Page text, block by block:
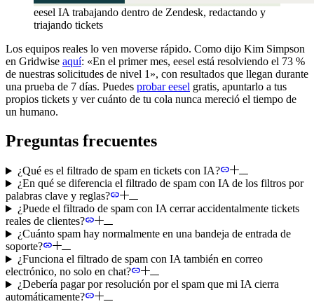
eesel IA trabajando dentro de Zendesk, redactando y
triajando tickets
Los equipos reales lo ven moverse rápido. Como dijo Kim Simpson
en Gridwise aquí: «En el primer mes, eesel está resolviendo el 73 %
de nuestras solicitudes de nivel 1», con resultados que llegan durante
una prueba de 7 días. Puedes probar eesel gratis, apuntarlo a tus
propios tickets y ver cuánto de tu cola nunca mereció el tiempo de
un humano.
Preguntas frecuentes
¿Qué es el filtrado de spam en tickets con IA?
¿En qué se diferencia el filtrado de spam con IA de los filtros por
palabras clave y reglas?
¿Puede el filtrado de spam con IA cerrar accidentalmente tickets
reales de clientes?
¿Cuánto spam hay normalmente en una bandeja de entrada de
soporte?
¿Funciona el filtrado de spam con IA también en correo
electrónico, no solo en chat?
¿Debería pagar por resolución por el spam que mi IA cierra
automáticamente?